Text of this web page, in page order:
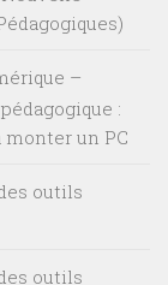
–
:
monter un PC
outils
outils